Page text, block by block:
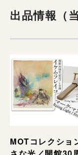
出品情報（
MOTコレクシ